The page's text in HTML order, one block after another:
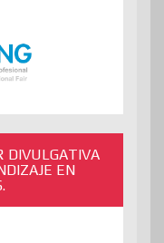
DIVULGATIVA
EN